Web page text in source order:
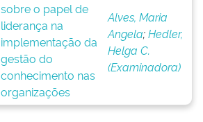
sobre o papel de
liderança na
implementação da
gestão do
conhecimento nas
organizações
Alves, Maria
Angela;Hedler,
Helga C.
(Examinadora)